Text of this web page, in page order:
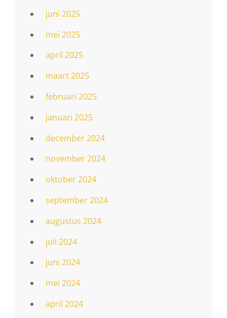
juni 2025
mei 2025
april 2025
maart 2025
februari 2025
januari 2025
december 2024
november 2024
oktober 2024
september 2024
augustus 2024
juli 2024
juni 2024
mei 2024
april 2024